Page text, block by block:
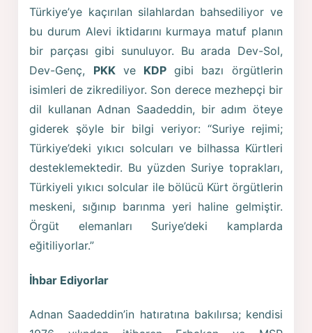
Türkiye’ye kaçırılan silahlardan bahsediliyor ve
bu durum Alevi iktidarını kurmaya matuf planın
bir parçası gibi sunuluyor. Bu arada Dev-Sol,
Dev-Genç, PKKve KDP gibi bazı örgütlerin
isimleri de zikrediliyor. Son derece mezhepçi bir
dil kullanan Adnan Saadeddin, bir adım öteye
giderek şöyle bir bilgi veriyor: “Suriye rejimi;
Türkiye’deki yıkıcı solcuları ve bilhassa Kürtleri
desteklemektedir. Bu yüzden Suriye toprakları,
Türkiyeli yıkıcı solcular ile bölücü Kürt örgütlerin
meskeni, sığınıp barınma yeri haline gelmiştir.
Örgüt elemanları Suriye’deki kamplarda
eğitiliyorlar.”
İhbar Ediyorlar
Adnan Saadeddin’in hatıratına bakılırsa; kendisi